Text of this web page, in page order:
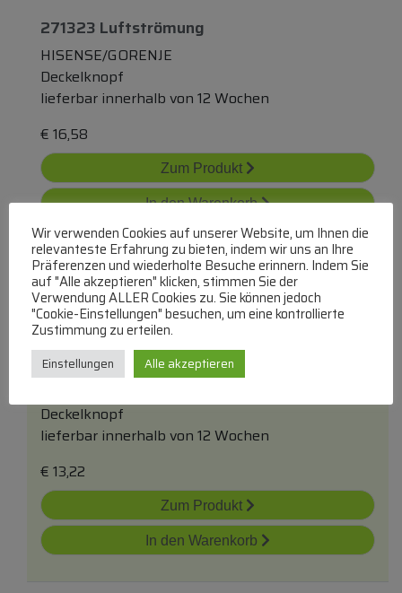
271323 Luftströmung
HISENSE/GORENJE
Deckelknopf
lieferbar innerhalb von 12 Wochen
€ 16,58
Zum Produkt
In den Warenkorb
271322 Luftströmung
Deckelknopf
lieferbar innerhalb von 12 Wochen
€ 13,22
Zum Produkt
In den Warenkorb
Wir verwenden Cookies auf unserer Website, um Ihnen die
relevanteste Erfahrung zu bieten, indem wir uns an Ihre
Präferenzen und wiederholte Besuche erinnern. Indem Sie
auf "Alle akzeptieren" klicken, stimmen Sie der
Verwendung ALLER Cookies zu. Sie können jedoch
"Cookie-Einstellungen" besuchen, um eine kontrollierte
Zustimmung zu erteilen.
Einstellungen Alle akzeptieren